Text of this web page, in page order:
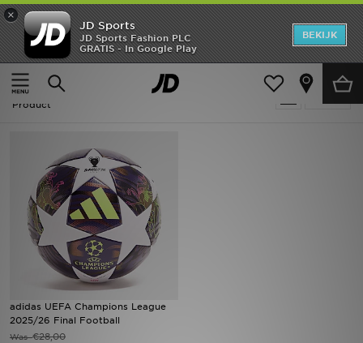
×
JD Sports
JD Sports Fashion PLC
GRATIS - In Google Play
BEKIJK
Thuis
Mannen Herenaccessoires Sportartikelen
Sale | Mannen - Paars Sportartikelen
Product
adidas UEFA Champions League
2025/26 Final Football
Was€28,00
New In
Heren
Dames
Collecties
Merken
Voetbal
OFFERS